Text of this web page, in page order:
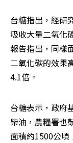
台糖指出，經研
吸收大量二氧化
報告指出，同樣
二氧化碳的效果
4.1倍。
台糖表示，政府
柴油，農糧署也
面積約1500公